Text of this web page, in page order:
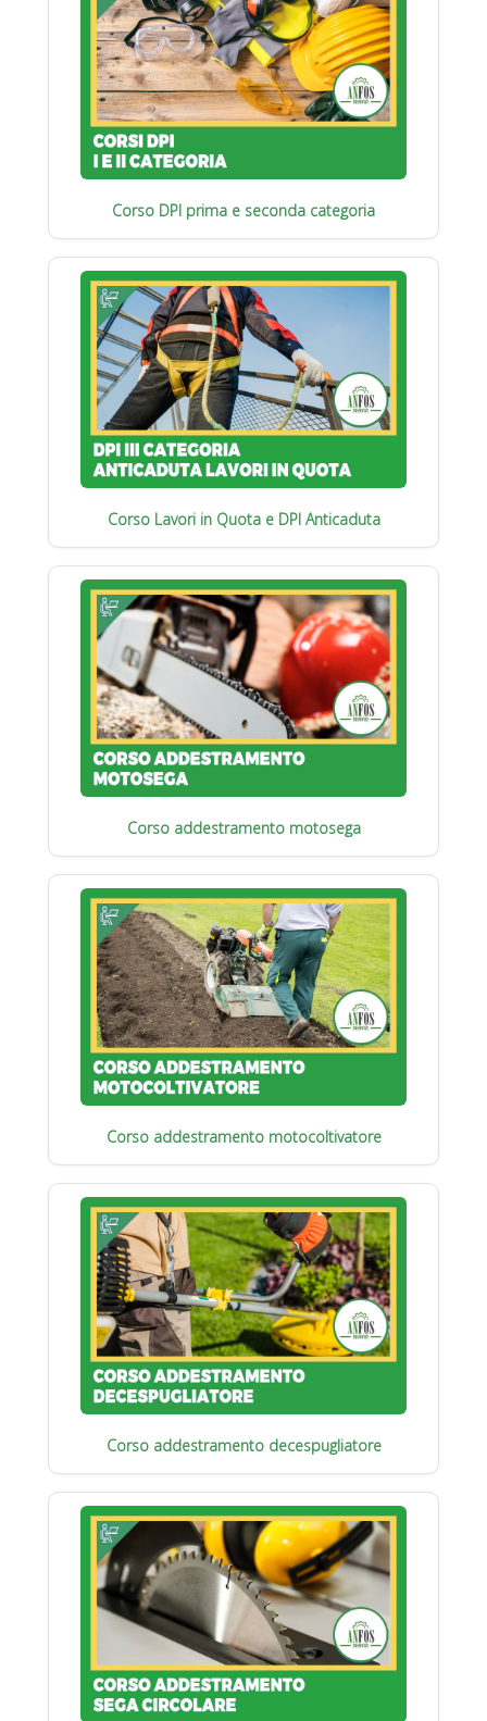
Corso DPI prima e seconda categoria
Corso Lavori in Quota e DPI Anticaduta
Corso addestramento motosega
Corso addestramento motocoltivatore
Corso addestramento decespugliatore